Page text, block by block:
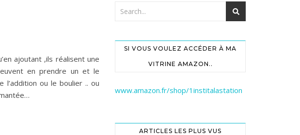
ajoutant ,ils réalisent une
en prendre un et le
l’addition ou le boulier .. ou
SI VOUS VOULEZ ACCÉDER À MA
VITRINE AMAZON..
www.amazon.fr/shop/1institalastation
ARTICLES LES PLUS VUS